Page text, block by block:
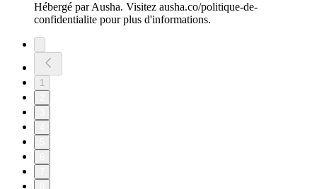
Hébergé par Ausha. Visitez ausha.co/politique-de-
confidentialite pour plus d'informations.
1